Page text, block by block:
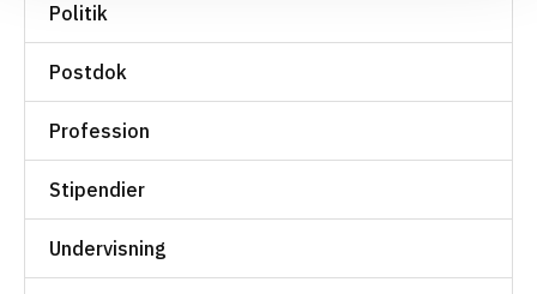
Politik
Postdok
Profession
Stipendier
Undervisning